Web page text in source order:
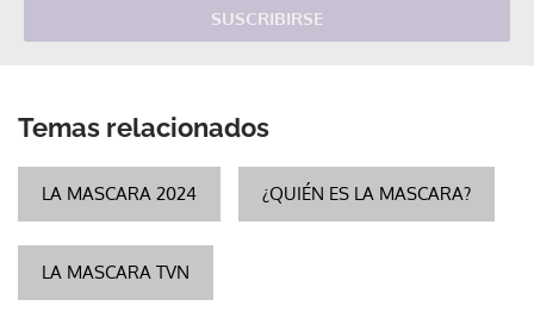
SUSCRIBIRSE
Temas relacionados
LA MASCARA 2024 ¿QUIÉN ES LA MASCARA?
LA MASCARA TVN